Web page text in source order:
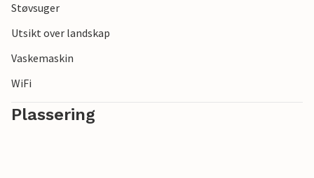
Støvsuger
Utsikt over landskap
Vaskemaskin
WiFi
Plassering